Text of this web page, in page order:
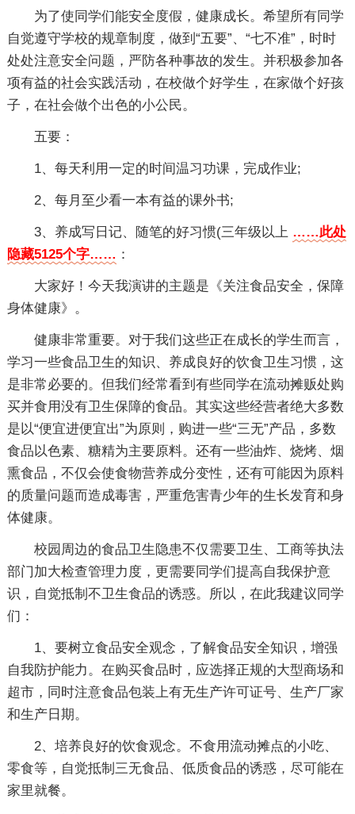
为了使同学们能安全度假，健康成长。希望所有同学
自觉遵守学校的规章制度，做到“五要”、“七不准”，时时
处处注意安全问题，严防各种事故的发生。并积极参加各
项有益的社会实践活动，在校做个好学生，在家做个好孩
子，在社会做个出色的小公民。
五要：
1、每天利用一定的时间温习功课，完成作业;
2、每月至少看一本有益的课外书;
3、养成写日记、随笔的好习惯(三年级以上 ……此处
隐藏5125个字…… ：
大家好！今天我演讲的主题是《关注食品安全，保障
身体健康》。
健康非常重要。对于我们这些正在成长的学生而言，
学习一些食品卫生的知识、养成良好的饮食卫生习惯，这
是非常必要的。但我们经常看到有些同学在流动摊贩处购
买并食用没有卫生保障的食品。其实这些经营者绝大多数
是以“便宜进便宜出”为原则，购进一些“三无”产品，多数
食品以色素、糖精为主要原料。还有一些油炸、烧烤、烟
熏食品，不仅会使食物营养成分变性，还有可能因为原料
的质量问题而造成毒害，严重危害青少年的生长发育和身
体健康。
校园周边的食品卫生隐患不仅需要卫生、工商等执法
部门加大检查管理力度，更需要同学们提高自我保护意
识，自觉抵制不卫生食品的诱惑。所以，在此我建议同学
们：
1、要树立食品安全观念，了解食品安全知识，增强
自我防护能力。在购买食品时，应选择正规的大型商场和
超市，同时注意食品包装上有无生产许可证号、生产厂家
和生产日期。
2、培养良好的饮食观念。不食用流动摊点的小吃、
零食等，自觉抵制三无食品、低质食品的诱惑，尽可能在
家里就餐。